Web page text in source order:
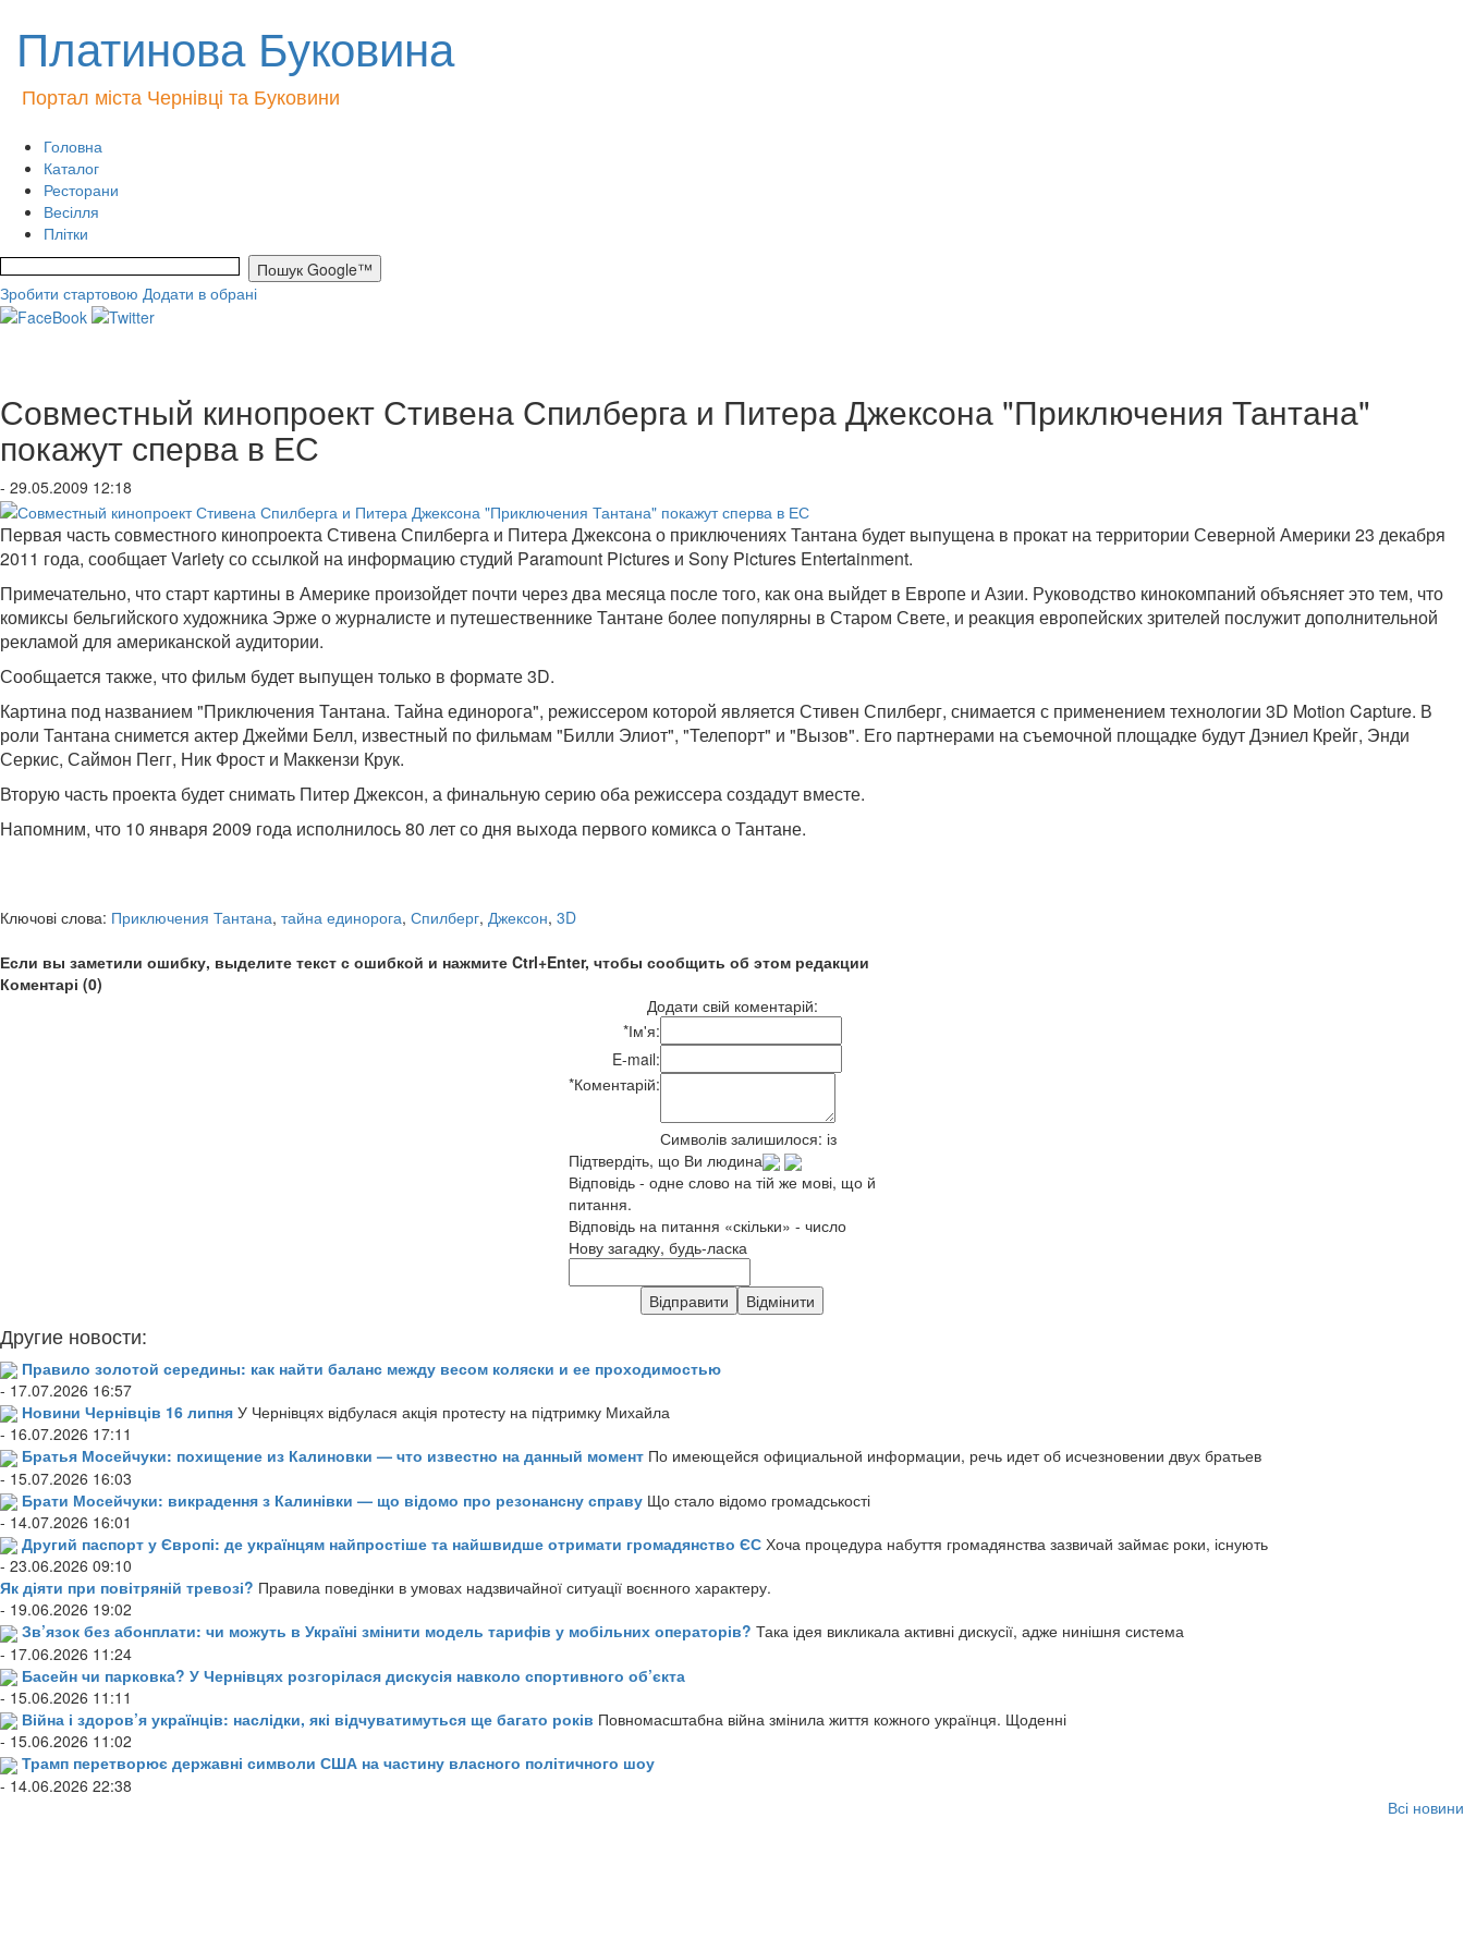
Платинова Буковина
Портал міста Чернівці та Буковини
Головна
Каталог
Ресторани
Весілля
Плітки
Зробити стартовою Додати в обрані
Совместный кинопроект Стивена Спилберга и Питера Джексона "Приключения Тантана"
покажут сперва в ЕС
- 29.05.2009 12:18
Первая часть совместного кинопроекта Стивена Спилберга и Питера Джексона о приключениях Тантана будет выпущена в прокат на территории Северной Америки 23 декабря
2011 года, сообщает Variety со ссылкой на информацию студий Paramount Pictures и Sony Pictures Entertainment.
Примечательно, что старт картины в Америке произойдет почти через два месяца после того, как она выйдет в Европе и Азии. Руководство кинокомпаний объясняет это тем, что
комиксы бельгийского художника Эрже о журналисте и путешественнике Тантане более популярны в Старом Свете, и реакция европейских зрителей послужит дополнительной
рекламой для американской аудитории.
Сообщается также, что фильм будет выпущен только в формате 3D.
Картина под названием "Приключения Тантана. Тайна единорога", режиссером которой является Стивен Спилберг, снимается с применением технологии 3D Motion Capture. В
роли Тантана снимется актер Джейми Белл, известный по фильмам "Билли Элиот", "Телепорт" и "Вызов". Его партнерами на съемочной площадке будут Дэниел Крейг, Энди
Серкис, Саймон Пегг, Ник Фрост и Маккензи Крук.
Вторую часть проекта будет снимать Питер Джексон, а финальную серию оба режиссера создадут вместе.
Напомним, что 10 января 2009 года исполнилось 80 лет со дня выхода первого комикса о Тантане.
Ключові слова: Приключения Тантана, тайна единорога, Спилберг, Джексон, 3D
Если вы заметили ошибку, выделите текст с ошибкой и нажмите Ctrl+Enter, чтобы сообщить об этом редакции
Коментарі (0)
Додати свій коментарій:
*Ім'я:
E-mail:
*Коментарій:
Символів залишилося: із
Підтвердіть, що Ви людина
Відповідь - одне слово на тій же мові, що й
питання.
Відповідь на питання «скільки» - число
Нову загадку, будь-ласка
Другие новости:
Правило золотой середины: как найти баланс между весом коляски и ее проходимостью
- 17.07.2026 16:57
Новини Чернівців 16 липня У Чернівцях відбулася акція протесту на підтримку Михайла
- 16.07.2026 17:11
Братья Мосейчуки: похищение из Калиновки — что известно на данный момент По имеющейся официальной информации, речь идет об исчезновении двух братьев
- 15.07.2026 16:03
Брати Мосейчуки: викрадення з Калинівки — що відомо про резонансну справу Що стало відомо громадськості
- 14.07.2026 16:01
Другий паспорт у Європі: де українцям найпростіше та найшвидше отримати громадянство ЄС Хоча процедура набуття громадянства зазвичай займає роки, існують
- 23.06.2026 09:10
Як діяти при повітряній тревозі? Правила поведінки в умовах надзвичайної ситуації воєнного характеру.
- 19.06.2026 19:02
Зв’язок без абонплати: чи можуть в Україні змінити модель тарифів у мобільних операторів? Така ідея викликала активні дискусії, адже нинішня система
- 17.06.2026 11:24
Басейн чи парковка? У Чернівцях розгорілася дискусія навколо спортивного об’єкта
- 15.06.2026 11:11
Війна і здоров’я українців: наслідки, які відчуватимуться ще багато років Повномасштабна війна змінила життя кожного українця. Щоденні
- 15.06.2026 11:02
Трамп перетворює державні символи США на частину власного політичного шоу
- 14.06.2026 22:38
Всі новини